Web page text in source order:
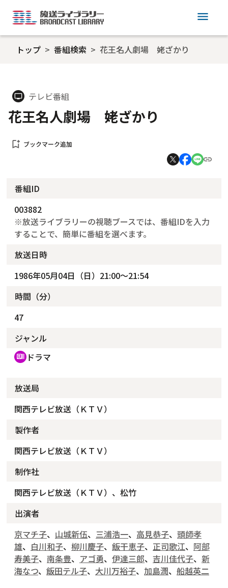
menu
トップ 番組検索 花王名人劇場 姥ざかり
tv テレビ番組
花王名人劇場 姥ざかり
bookmark_add ブックマーク追加
番組ID
003882
※放送ライブラリーの視聴ブースでは、番組IDを入力
することで、簡単に番組を選べます。
放送日時
1986年05月04日（日）21:00～21:54
時間（分）
47
ジャンル
recent_actors ドラマ
放送局
関西テレビ放送（ＫＴＶ）
製作者
関西テレビ放送（ＫＴＶ）
制作社
関西テレビ放送（ＫＴＶ）、松竹
出演者
京マチ子、 山城新伍、 三浦浩一、 高見恭子、 頭師孝
雄、 白川和子、 柳川慶子、 飯干恵子、 正司歌江、 阿部
寿美子、 南条豊、 アゴ勇、 伊達三郎、 吉川佳代子、 新
海なつ、 飯田テル子、 大川万裕子、 加島潤、 船越英二